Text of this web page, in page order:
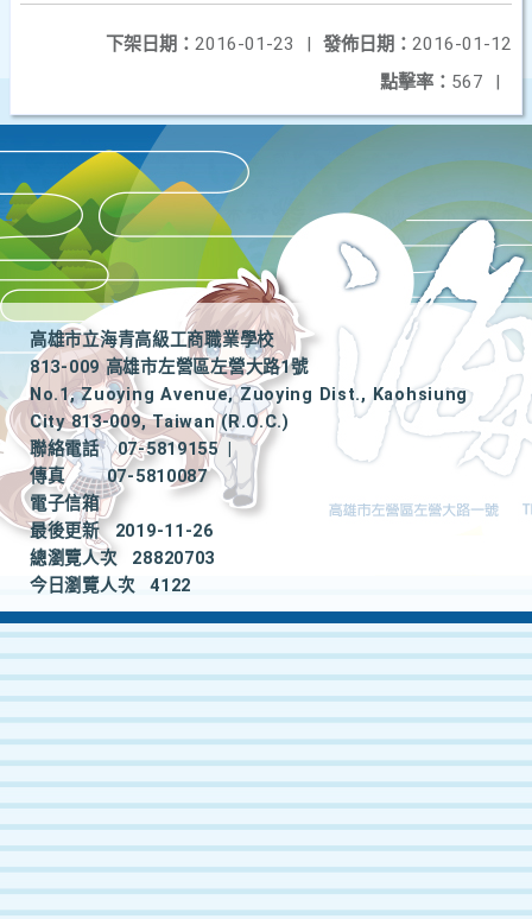
發佈日期： 2016-01-12
下架日期： 2016-01-23
|
點擊率： 567 |
高雄市立海青高級工商職業學校
813-009 高雄市左營區左營大路1號
No.1, Zuoying Avenue, Zuoying Dist., Kaohsiung
City 813-009, Taiwan (R.O.C.)
聯絡電話
07-5819155
|
傳真
07-5810087
電子信箱
最後更新
2019-11-26
總瀏覽人次
28820703
今日瀏覽人次
4122